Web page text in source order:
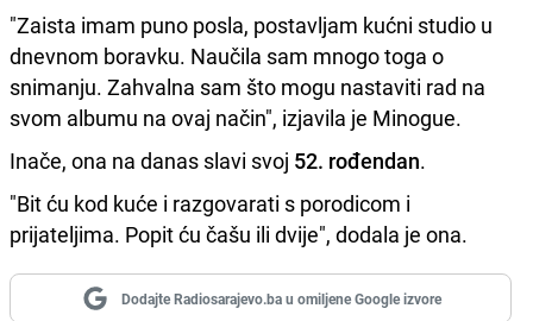
"Zaista imam puno posla, postavljam kućni studio u
dnevnom boravku. Naučila sam mnogo toga o
snimanju. Zahvalna sam što mogu nastaviti rad na
svom albumu na ovaj način", izjavila je Minogue.
Inače, ona na danas slavi svoj 52. rođendan.
"Bit ću kod kuće i razgovarati s porodicom i
prijateljima. Popit ću čašu ili dvije", dodala je ona.
Dodajte Radiosarajevo.ba u omiljene Google izvore